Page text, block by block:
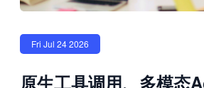
Fri Jul 24 2026
原生工具调用、多模态